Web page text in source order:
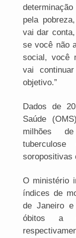
pela
vai dar
se você não
social, você
vai
objetivo.”
Dados de
Saúde
milhões
soropositivas
O ministério
índices de
de Janeiro
óbitos a